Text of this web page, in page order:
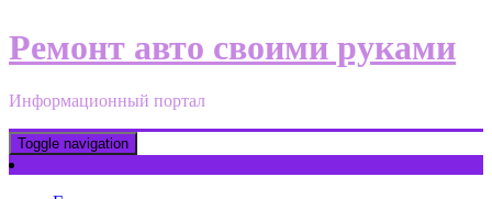
Ремонт авто своими руками
Информационный портал
Toggle navigation